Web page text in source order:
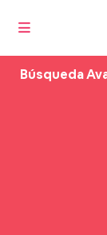
Búsqueda